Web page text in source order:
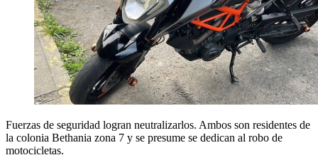
Fuerzas de seguridad logran neutralizarlos. Ambos son residentes de
la colonia Bethania zona 7 y se presume se dedican al robo de
motocicletas.